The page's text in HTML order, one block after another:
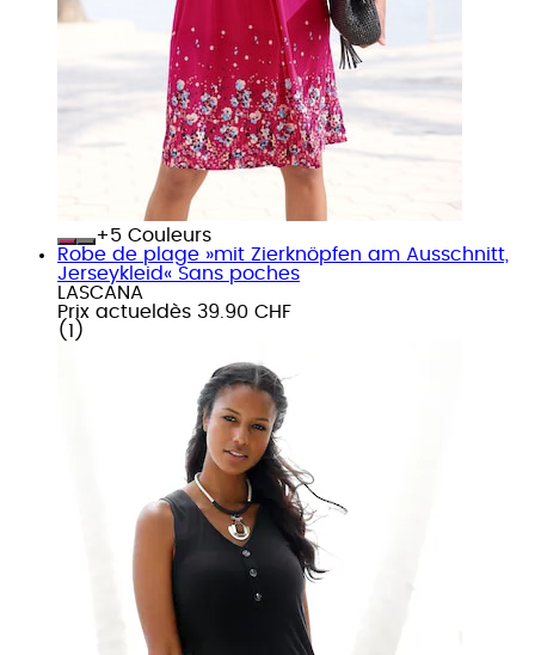
+
Couleurs
Robe de plage »mit Zierknöpfen am Ausschnitt,
Jerseykleid« Sans poches
LASCANA
Prix actuel dès 39.90 CHF
( 1 )